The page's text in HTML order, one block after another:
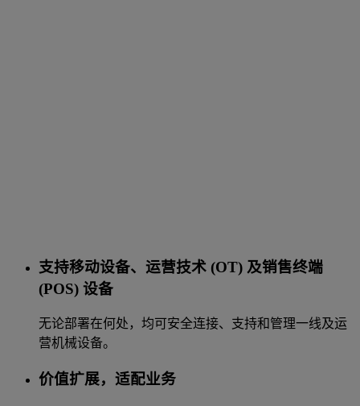
支持移动设备、运营技术 (OT) 及销售终端
(POS) 设备
无论部署在何处，均可安全连接、支持和管理一线及运
营机械设备。
价值扩展，适配业务